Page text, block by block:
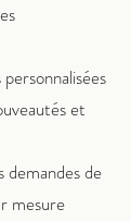
et
de
mesure